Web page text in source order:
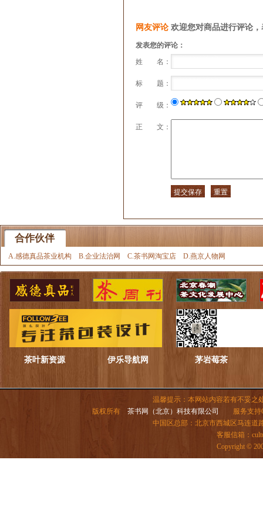
网友评论 欢迎您对商品进行评论
发表您的评论：
姓 名：
标 题：
评 级：
正 文：
合作伙伴
A.感德真品茶业机构 B.企业法治网 C.茶书网淘宝店 D.燕京人物网
茶叶新资源 伊乐导航网 茅岩莓茶
温馨提示：本网站内容若有不妥之
版权所有茶书网（北京）科技有限公司
服务支持
中国区总部：北京市西城区马连道
客服信箱：
Copyright ©